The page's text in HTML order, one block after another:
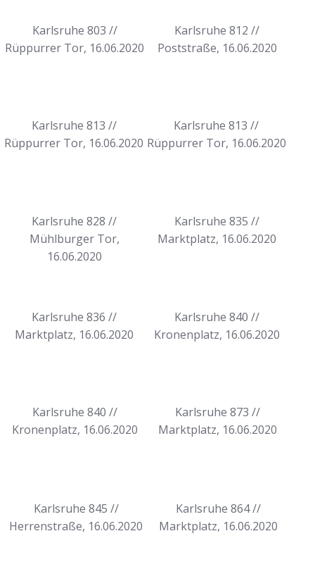
Karlsruhe 803 //
Rüppurrer Tor, 16.06.2020
Karlsruhe 812 //
Poststraße, 16.06.2020
Karlsruhe 813 //
Rüppurrer Tor, 16.06.2020
Karlsruhe 813 //
Rüppurrer Tor, 16.06.2020
Karlsruhe 828 //
Mühlburger Tor,
16.06.2020
Karlsruhe 835 //
Marktplatz, 16.06.2020
Karlsruhe 836 //
Marktplatz, 16.06.2020
Karlsruhe 840 //
Kronenplatz, 16.06.2020
Karlsruhe 840 //
Kronenplatz, 16.06.2020
Karlsruhe 873 //
Marktplatz, 16.06.2020
Karlsruhe 845 //
Herrenstraße, 16.06.2020
Karlsruhe 864 //
Marktplatz, 16.06.2020